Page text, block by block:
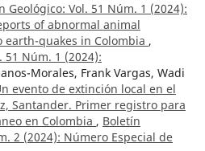
Geológico: Vol. 51 Núm. 1 (2024):
of abnormal animal
quakes in Colombia ,
51 Núm. 1 (2024):
Morales, Frank Vargas, Wadi
evento de extinción local en el
Santander. Primer registro para
en Colombia , Boletín
2 (2024): Número Especial de